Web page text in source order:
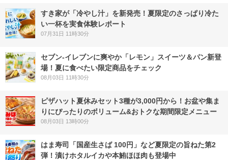
すき家が「冷やし汁」を新発売！夏限定のさっぱり冷た
い一杯を実食体験レポート
07月31日 11時30分
セブン‐イレブンに爽やか「レモン」スイーツ＆パン新登
場！夏に食べたい限定商品をチェック
08月03日 11時30分
ピザハット夏休みセット3種が3,000円から！お盆や集ま
りにぴったりのボリューム&おトクな期間限定メニュー
08月03日 13時00分
はま寿司「国産生さば 100円」など夏限定の旨ねた第2
弾！漬けホタルイカや本鮪ほほ肉も登場中